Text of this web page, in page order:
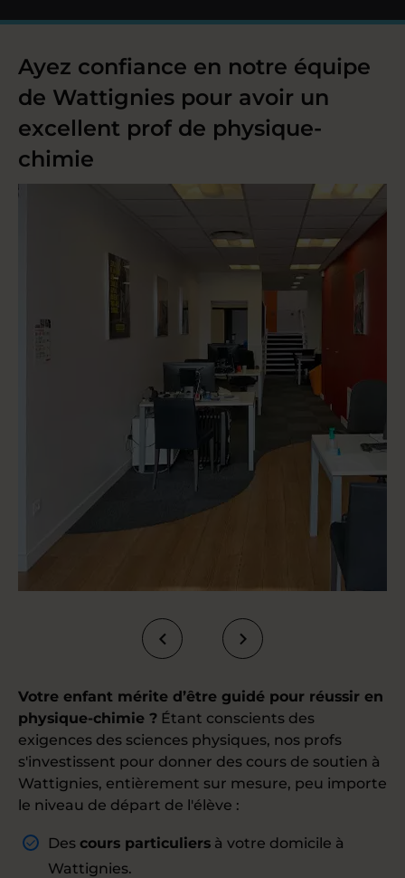
Ayez confiance en notre équipe
de Wattignies pour avoir un
excellent prof de physique-
chimie
Votre enfant mérite d’être guidé pour réussir en
physique-chimie ? Étant conscients des
exigences des sciences physiques, nos profs
s'investissent pour donner des cours de soutien à
Wattignies, entièrement sur mesure, peu importe
le niveau de départ de l'élève :
Des cours particuliers à votre domicile à
Wattignies.